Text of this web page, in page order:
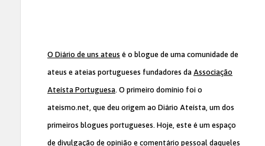
O Diário de uns ateus é o blogue de uma comunidade de
ateus e ateias portugueses fundadores da Associação
Ateísta Portuguesa. O primeiro domínio foi o
ateismo.net, que deu origem ao Diário Ateísta, um dos
primeiros blogues portugueses. Hoje, este é um espaço
de divulgação de opinião e comentário pessoal daqueles